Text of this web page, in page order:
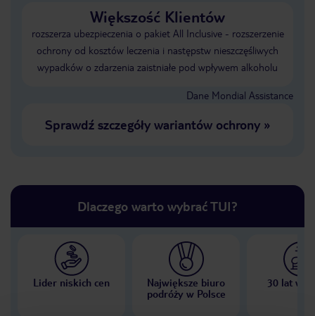
Większość Klientów
rozszerza ubezpieczenia o pakiet All Inclusive - rozszerzenie
ochrony od kosztów leczenia i następstw nieszczęśliwych
wypadków o zdarzenia zaistniałe pod wpływem alkoholu
Dane Mondial Assistance
Sprawdź szczegóły wariantów ochrony»
Dlaczego warto wybrać TUI?
Lider niskich cen
Największe biuro
podróży w Polsce
30 lat w